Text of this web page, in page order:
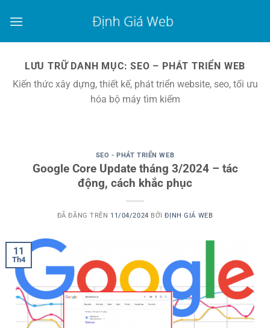
đến
LƯU TRỮ DANH MỤC:SEO – PHÁT TRIỂN WEB
Kiến thức xây dựng, thiết kế, phát triển website, seo, tối ưu
hóa bộ máy tìm kiếm
SEO - PHÁT TRIỂN WEB
Google Core Update tháng 3/2024 – tác
động, cách khắc phục
ĐÃ ĐĂNG TRÊN 11/04/2024 BỞIĐỊNH GIÁ WEB
11
Th4